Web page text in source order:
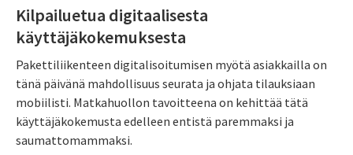
Kilpailuetua digitaalisesta
käyttäjäkokemuksesta
Pakettiliikenteen digitalisoitumisen myötä asiakkailla on
tänä päivänä mahdollisuus seurata ja ohjata tilauksiaan
mobiilisti. Matkahuollon tavoitteena on kehittää tätä
käyttäjäkokemusta edelleen entistä paremmaksi ja
saumattomammaksi.